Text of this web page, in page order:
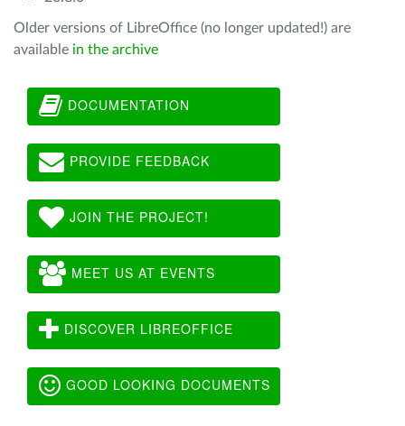
Older versions of LibreOffice (no longer updated!) are
available in the archive
DOCUMENTATION
PROVIDE FEEDBACK
JOIN THE PROJECT!
MEET US AT EVENTS
DISCOVER LIBREOFFICE
GOOD LOOKING DOCUMENTS